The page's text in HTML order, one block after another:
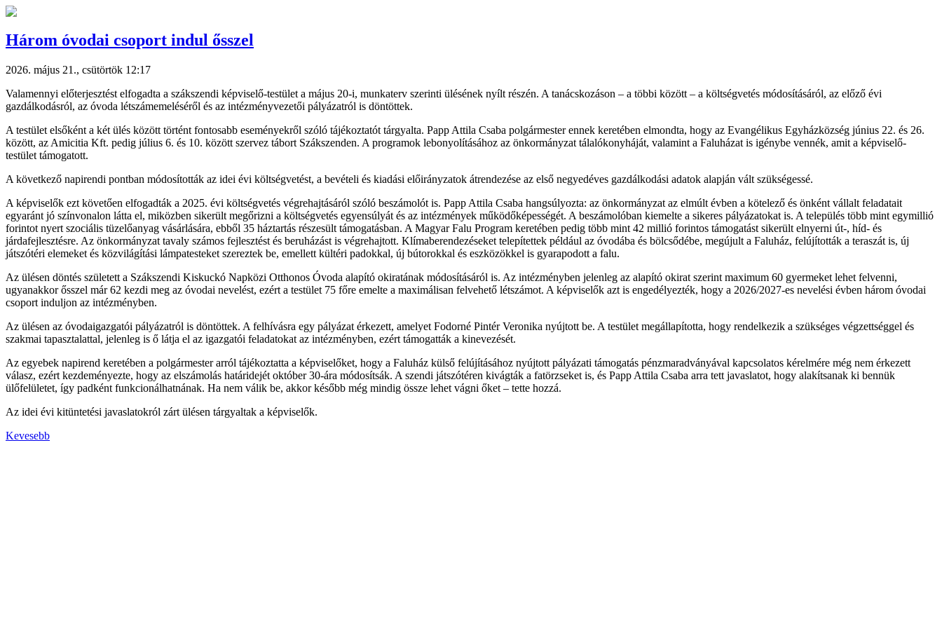
Három óvodai csoport indul ősszel
2026. május 21., csütörtök 12:17
Valamennyi előterjesztést elfogadta a szákszendi képviselő-testület a május 20-i, munkaterv szerinti ülésének nyílt részén. A tanácskozáson – a többi között – a költségvetés módosításáról, az előző évi
gazdálkodásról, az óvoda létszámemeléséről és az intézményvezetői pályázatról is döntöttek.
A testület elsőként a két ülés között történt fontosabb eseményekről szóló tájékoztatót tárgyalta. Papp Attila Csaba polgármester ennek keretében elmondta, hogy az Evangélikus Egyházközség június 22. és 26.
között, az Amicitia Kft. pedig július 6. és 10. között szervez tábort Szákszenden. A programok lebonyolításához az önkormányzat tálalókonyháját, valamint a Faluházat is igénybe vennék, amit a képviselő-
testület támogatott.
A következő napirendi pontban módosították az idei évi költségvetést, a bevételi és kiadási előirányzatok átrendezése az első negyedéves gazdálkodási adatok alapján vált szükségessé.
A képviselők ezt követően elfogadták a 2025. évi költségvetés végrehajtásáról szóló beszámolót is. Papp Attila Csaba hangsúlyozta: az önkormányzat az elmúlt évben a kötelező és önként vállalt feladatait
egyaránt jó színvonalon látta el, miközben sikerült megőrizni a költségvetés egyensúlyát és az intézmények működőképességét. A beszámolóban kiemelte a sikeres pályázatokat is. A település több mint egymillió
forintot nyert szociális tüzelőanyag vásárlására, ebből 35 háztartás részesült támogatásban. A Magyar Falu Program keretében pedig több mint 42 millió forintos támogatást sikerült elnyerni út-, híd- és
járdafejlesztésre. Az önkormányzat tavaly számos fejlesztést és beruházást is végrehajtott. Klímaberendezéseket telepítettek például az óvodába és bölcsődébe, megújult a Faluház, felújították a teraszát is, új
játszótéri elemeket és közvilágítási lámpatesteket szereztek be, emellett kültéri padokkal, új bútorokkal és eszközökkel is gyarapodott a falu.
Az ülésen döntés született a Szákszendi Kiskuckó Napközi Otthonos Óvoda alapító okiratának módosításáról is. Az intézményben jelenleg az alapító okirat szerint maximum 60 gyermeket lehet felvenni,
ugyanakkor ősszel már 62 kezdi meg az óvodai nevelést, ezért a testület 75 főre emelte a maximálisan felvehető létszámot. A képviselők azt is engedélyezték, hogy a 2026/2027-es nevelési évben három óvodai
csoport induljon az intézményben.
Az ülésen az óvodaigazgatói pályázatról is döntöttek. A felhívásra egy pályázat érkezett, amelyet Fodorné Pintér Veronika nyújtott be. A testület megállapította, hogy rendelkezik a szükséges végzettséggel és
szakmai tapasztalattal, jelenleg is ő látja el az igazgatói feladatokat az intézményben, ezért támogatták a kinevezését.
Az egyebek napirend keretében a polgármester arról tájékoztatta a képviselőket, hogy a Faluház külső felújításához nyújtott pályázati támogatás pénzmaradványával kapcsolatos kérelmére még nem érkezett
válasz, ezért kezdeményezte, hogy az elszámolás határidejét október 30-ára módosítsák. A szendi játszótéren kivágták a fatörzseket is, és Papp Attila Csaba arra tett javaslatot, hogy alakítsanak ki bennük
ülőfelületet, így padként funkcionálhatnának. Ha nem válik be, akkor később még mindig össze lehet vágni őket – tette hozzá.
Az idei évi kitüntetési javaslatokról zárt ülésen tárgyaltak a képviselők.
Kevesebb